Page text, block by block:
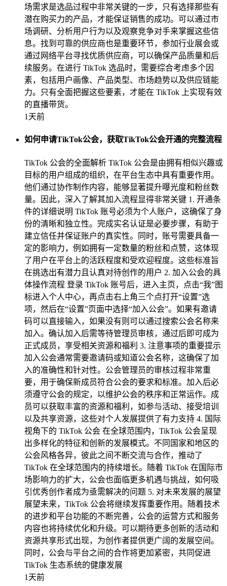
场需求是选品过程中非常关键的一步，只有选择那些有
潜在购买力的产品，才能保证销售的成功。可以通过市
场调研、分析用户行为以及观察竞争对手来掌握这些信
息。找到可靠的供应商也是重要环节，参加行业展会或
通过网络平台寻找优质供应商，可以确保产品质量和后
续服务。在进行 TikTok 选品时，需要综合考虑多个因
素，包括用户画像、产品类型、市场趋势以及供应链能
力。只有全面把握这些要素，才能在 TikTok 上实现有效
的直播带货。
1天前
如何申请TikTok公会，获取TikTok公会开通的完整流程
TikTok 公会的全面解析 TikTok 公会是由拥有相似兴趣或
目标的用户组成的组织，在平台生态中具有重要作用。
他们通过协作制作内容，能够显著提升曝光度和粉丝数
量。因此，深入了解其加入流程显得非常关键 1. 开通条
件的详细说明 TikTok 账号必须为个人账户，这确保了身
份的清晰和独立性。完成实名认证是必要步骤，有助于
建立信任并保证账户的真实性。同时，账号需要具备一
定的影响力，例如拥有一定数量的粉丝和点赞，这体现
了用户在平台上的活跃程度和受欢迎程度。这些标准旨
在挑选出有潜力且认真对待创作的用户 2. 加入公会的具
体操作流程 登录 TikTok 账号后，进入主页，点击“我”图
标进入个人中心，再点击右上角三个点打开“设置”选
项，然后在“设置”页面中选择“加入公会”。如果有邀请
码可以直接输入，如果没有则可以通过搜索公会名称来
加入。确认加入后需等待管理员审核，通过后即可成为
正式成员，享受相关资源和福利 3. 注意事项的重要提示
加入公会通常需要邀请码或知道公会名称，这确保了加
入的准确性和针对性。公会管理员的审核过程非常重
要，用于确保新成员符合公会的要求和标准。加入后必
须遵守公会的规定，以维护公会的秩序和正常运作。成
员可以获取丰富的资源和福利，如参与活动、接受培训
以及共享资源，这些对个人发展提供了有力支持 4. 国际
视角下的 TikTok 公会 在全球范围内，TikTok 公会呈现
出多样化的特征和创新的发展模式。不同国家和地区的
公会风格各异，彼此之间不断交流与合作，推动了
TikTok 在全球范围内的持续增长。随着 TikTok 在国际市
场影响力的扩大，公会也面临更多机遇与挑战，如何吸
引优秀创作者成为亟需解决的问题 5. 对未来发展的展望
展望未来，TikTok 公会将继续发挥重要作用。随着技术
的进步和平台功能的不断完善，公会的运营方式和服务
内容也将持续优化和升级。可以期待更多创新的活动和
资源共享形式出现，为创作者提供更广阔的发展空间。
同时，公会与平台之间的合作将更加紧密，共同促进
TikTok 生态系统的健康发展
1天前